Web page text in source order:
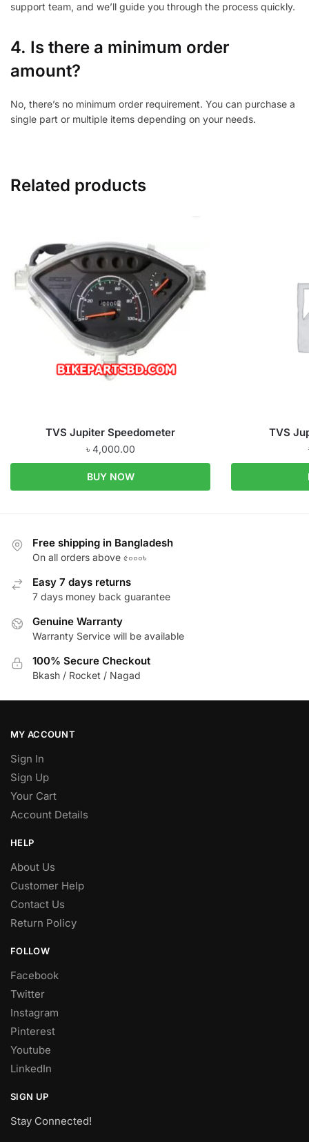
support team, and we’ll guide you through the process quickly.
4. Is there a minimum order
amount?
No, there’s no minimum order requirement. You can purchase a
single part or multiple items depending on your needs.
Related products
TVS Jupiter Speedometer
৳ 4,000.00
BUY NOW
TVS
Free shipping in Bangladesh
On all orders above ৫০০০৳
Easy 7 days returns
7 days money back guarantee
Genuine Warranty
Warranty Service will be available
100% Secure Checkout
Bkash / Rocket / Nagad
MY ACCOUNT
Sign In
Sign Up
Your Cart
Account Details
HELP
About Us
Customer Help
Contact Us
Return Policy
FOLLOW
Facebook
Twitter
Instagram
Pinterest
Youtube
LinkedIn
SIGN UP
Stay Connected!